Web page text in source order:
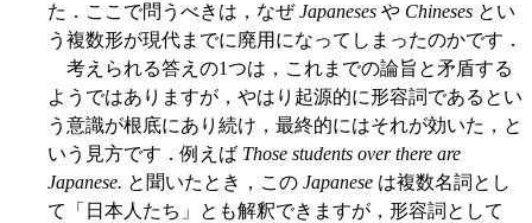
た．ここで問うべきは，なぜJapaneses や Chineses とい
う複数形が現代までに廃用になってしまったのかです．
考えられる答えの1つは，これまでの論旨と矛盾する
ようではありますが，やはり起源的に形容詞であるとい
う意識が根底にあり続け，最終的にはそれが効いた，と
いう見方です．例えば Those students over there are
Japanese. と聞いたとき，この Japanese は複数名詞とし
て「日本人たち」とも解釈できますが，形容詞として